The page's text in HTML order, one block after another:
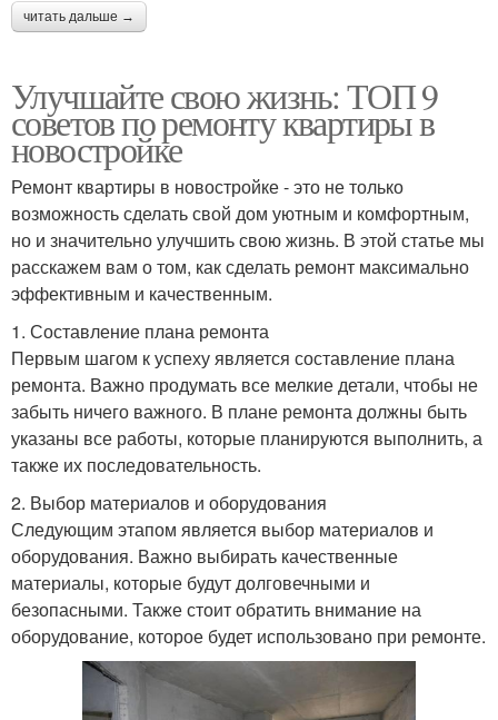
читать дальше →
Улучшайте свою жизнь: ТОП 9
советов по ремонту квартиры в
новостройке
Ремонт квартиры в новостройке - это не только
возможность сделать свой дом уютным и комфортным,
но и значительно улучшить свою жизнь. В этой статье мы
расскажем вам о том, как сделать ремонт максимально
эффективным и качественным.
1. Составление плана ремонта
Первым шагом к успеху является составление плана
ремонта. Важно продумать все мелкие детали, чтобы не
забыть ничего важного. В плане ремонта должны быть
указаны все работы, которые планируются выполнить, а
также их последовательность.
2. Выбор материалов и оборудования
Следующим этапом является выбор материалов и
оборудования. Важно выбирать качественные
материалы, которые будут долговечными и
безопасными. Также стоит обратить внимание на
оборудование, которое будет использовано при ремонте.